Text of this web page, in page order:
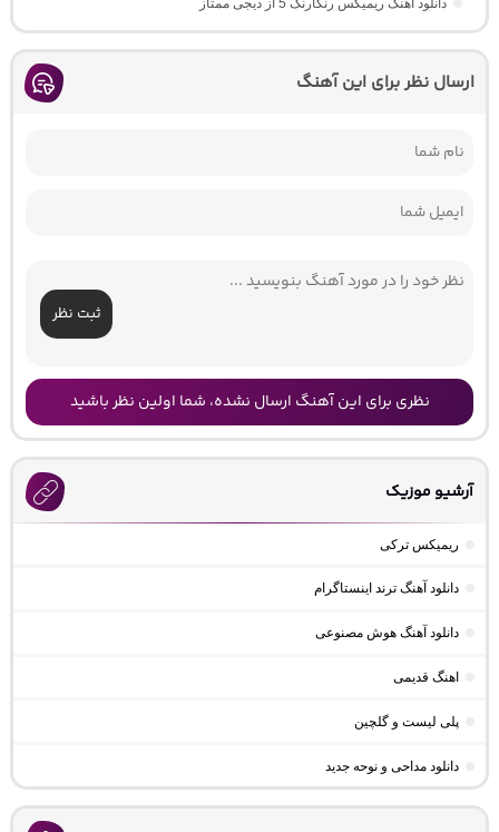
ارسال نظر برای این آهنگ
ثبت نظر
نظری برای این آهنگ ارسال نشده، شما اولین نظر باشید
آرشیو موزیک
ریمیکس ترکی
دانلود آهنگ ترند اینستاگرام
دانلود آهنگ هوش مصنوعی
اهنگ قدیمی
پلی لیست و گلچین
دانلود مداحی و نوحه جدید